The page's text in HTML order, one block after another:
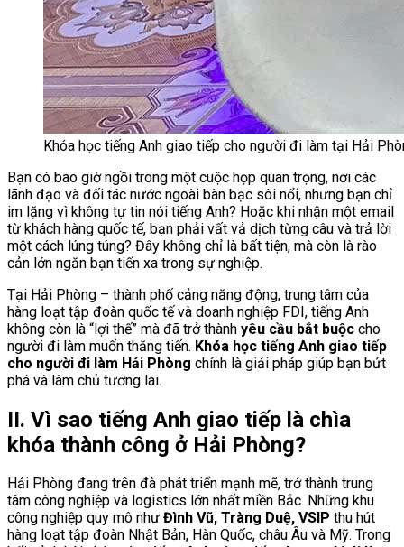
Khóa học tiếng Anh giao tiếp cho người đi làm tại Hải
Bạn có bao giờ ngồi trong một cuộc họp quan trọng, nơi các
lãnh đạo và đối tác nước ngoài bàn bạc sôi nổi, nhưng bạn chỉ
im lặng vì không tự tin nói tiếng Anh? Hoặc khi nhận một email
từ khách hàng quốc tế, bạn phải vất vả dịch từng câu và trả lời
một cách lúng túng? Đây không chỉ là bất tiện, mà còn là rào
cản lớn ngăn bạn tiến xa trong sự nghiệp.
Tại Hải Phòng – thành phố cảng năng động, trung tâm của
hàng loạt tập đoàn quốc tế và doanh nghiệp FDI, tiếng Anh
không còn là “lợi thế” mà đã trở thành yêu cầu bắt buộc cho
người đi làm muốn thăng tiến. Khóa học tiếng Anh giao tiếp
cho người đi làm Hải Phòng chính là giải pháp giúp bạn bứt
phá và làm chủ tương lai.
II. Vì sao tiếng Anh giao tiếp là chìa
khóa thành công ở Hải Phòng?
Hải Phòng đang trên đà phát triển mạnh mẽ, trở thành trung
tâm công nghiệp và logistics lớn nhất miền Bắc. Những khu
công nghiệp quy mô như Đình Vũ, Tràng Duệ, VSIP thu hút
hàng loạt tập đoàn Nhật Bản, Hàn Quốc, châu Âu và Mỹ. Trong